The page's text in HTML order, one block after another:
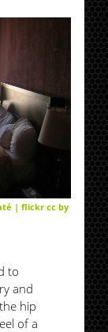
| flickr cc by
to
and
hip
of a